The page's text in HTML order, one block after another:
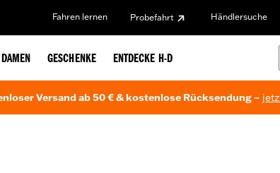
Fahren lernen Probefahrt Händlersuche
DAMEN GESCHENKE ENTDECKE H-D
Versand ab 50 € & kostenlose Rücksendung –